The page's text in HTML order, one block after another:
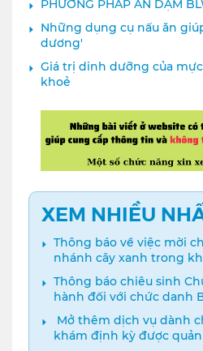
PHƯƠNG PHÁP ĂN DẶM
Những dụng cụ nấu ăn
dương'
Giá trị dinh dưỡng của
khoẻ
XEM NHIỀU
Thông báo về việc mời
nhánh cây xanh trong
Thông báo chiêu sinh
hành đối với chức danh
dưỡng năm 2024
Mở thêm dịch vụ dành
khám định kỳ được